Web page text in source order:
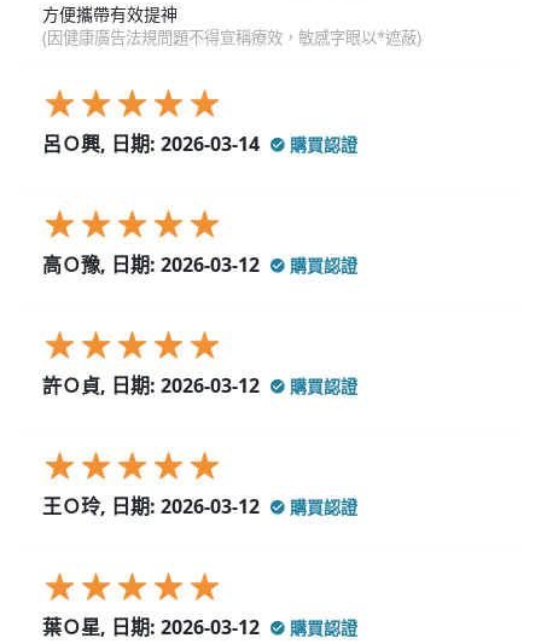
方便攜帶有效提神
(因健康廣告法規問題不得宣稱療效，敏感字眼以*遮蔽)
呂Ｏ興, 日期: 2026-03-14 購買認證
高Ｏ豫, 日期: 2026-03-12 購買認證
許Ｏ貞, 日期: 2026-03-12 購買認證
王Ｏ玲, 日期: 2026-03-12 購買認證
葉Ｏ星, 日期: 2026-03-12
購買認證